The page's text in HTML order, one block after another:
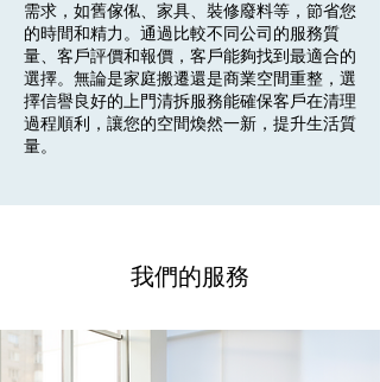
需求，如舊傢俬、家具、裝修廢料等，節省您
的時間和精力。通過比較不同公司的服務質
量、客戶評價和報價，客戶能夠找到最適合的
選擇。無論是家庭搬遷還是商業空間重整，選
擇信譽良好的上門清拆服務能確保客戶在清理
過程順利，讓您的空間煥然一新，提升生活質
量。
我們的服務